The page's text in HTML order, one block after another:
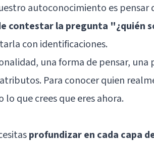
autoconocimiento es pensar
contestar la pregunta "¿quién
con identificaciones.
una forma de pensar, una
Para conocer quien
que crees que eres ahora.
profundizar en cada capa